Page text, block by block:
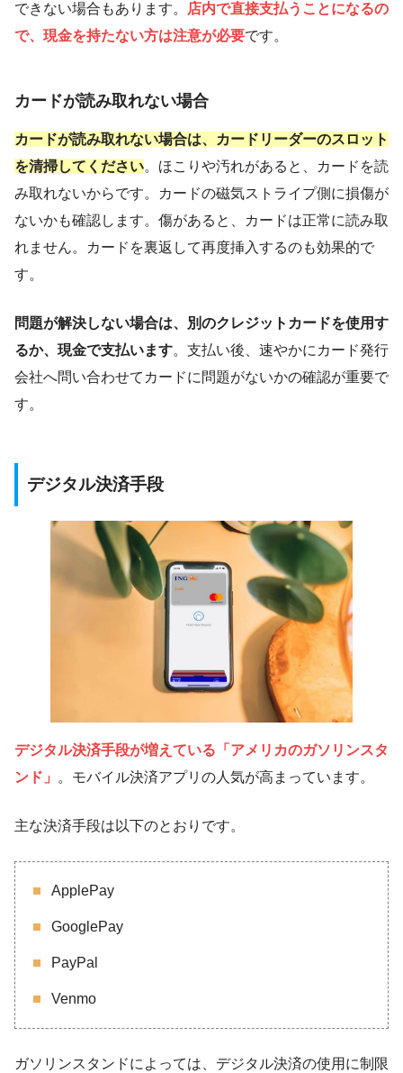
できない場合もあります。
店内で直接支払うことになるの
で、現金を持たない方は注意が必要です。
カードが読み取れない場合
カードが読み取れない場合は、カードリーダーのスロット
を清掃してください。ほこりや汚れがあると、カードを読
み取れないからです。カードの磁気ストライプ側に損傷が
ないかも確認します。傷があると、カードは正常に読み取
れません。カードを裏返して再度挿入するのも効果的で
す。
問題が解決しない場合は、別のクレジットカードを使用す
るか、現金で支払います。支払い後、速やかにカード発行
会社へ問い合わせてカードに問題がないかの確認が重要で
す。
デジタル決済手段
デジタル決済手段が増えている「アメリカのガソリンスタ
ンド」 。モバイル決済アプリの人気が高まっています。
主な決済手段は以下のとおりです。
ApplePay
GooglePay
PayPal
Venmo
ガソリンスタンドによっては、デジタル決済の使用に制限